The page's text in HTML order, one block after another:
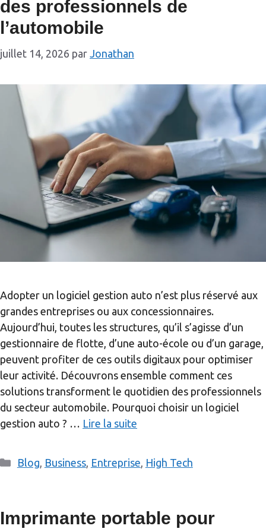
des professionnels de
l’automobile
juillet 14, 2026 par Jonathan
Adopter un logiciel gestion auto n’est plus réservé aux
grandes entreprises ou aux concessionnaires.
Aujourd’hui, toutes les structures, qu’il s’agisse d’un
gestionnaire de flotte, d’une auto-école ou d’un garage,
peuvent profiter de ces outils digitaux pour optimiser
leur activité. Découvrons ensemble comment ces
solutions transforment le quotidien des professionnels
du secteur automobile. Pourquoi choisir un logiciel
gestion auto ? … Lire la suite
Catégories
Blog Business, Entreprise High Tech
Imprimante portable pour